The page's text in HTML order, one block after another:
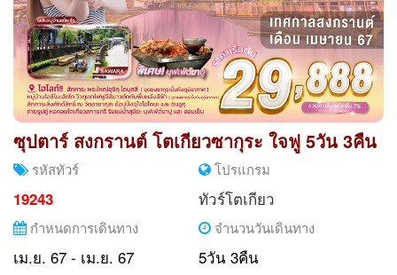
ซุปตาร์ สงกรานต์ โตเกียวซากุระ ใจฟู 5วัน 3คืน
รหัสทัวร์
19243
โปรแกรม
ทัวร์โตเกียว
กำหนดการเดินทาง
เม.ย. 67 - เม.ย. 67
จำนวนวันเดินทาง
5วัน 3คืน